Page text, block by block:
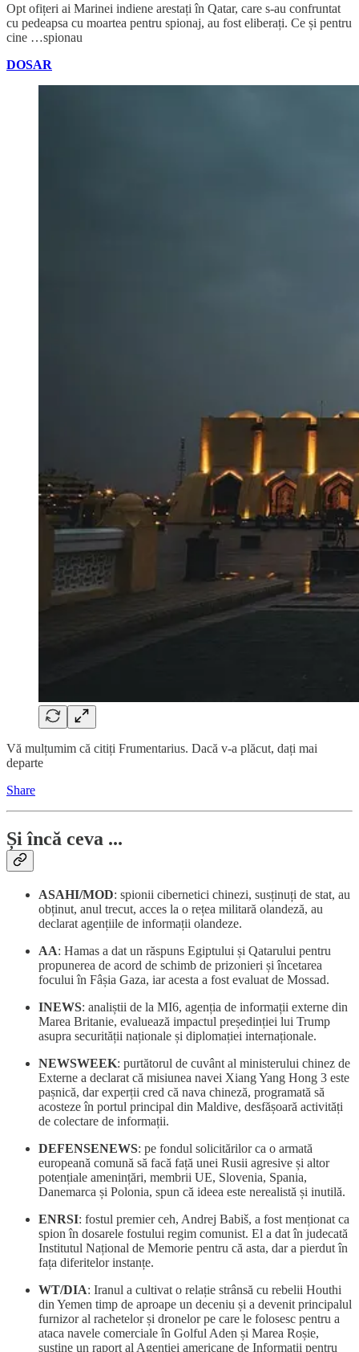
Opt ofițeri ai Marinei indiene arestați în Qatar, care s-au confruntat
cu pedeapsa cu moartea pentru spionaj, au fost eliberați. Ce și pentru
cine …spionau
DOSAR
Vă mulțumim că citiți Frumentarius. Dacă v-a plăcut, dați mai
departe
Share
Și încă ceva ...
ASAHI/MOD: spionii cibernetici chinezi, susținuți de stat, au
obținut, anul trecut, acces la o rețea militară olandeză, au
declarat agențiile de informații olandeze.
AA: Hamas a dat un răspuns Egiptului și Qatarului pentru
propunerea de acord de schimb de prizonieri și încetarea
focului în Fâșia Gaza, iar acesta a fost evaluat de Mossad.
INEWS: analiștii de la MI6, agenția de informații externe din
Marea Britanie, evaluează impactul președinției lui Trump
asupra securității naționale și diplomației internaționale.
NEWSWEEK: purtătorul de cuvânt al ministerului chinez de
Externe a declarat că misiunea navei Xiang Yang Hong 3 este
pașnică, dar experții cred că nava chineză, programată să
acosteze în portul principal din Maldive, desfășoară activități
de colectare de informații.
DEFENSENEWS: pe fondul solicitărilor ca o armată
europeană comună să facă față unei Rusii agresive și altor
potențiale amenințări, membrii UE, Slovenia, Spania,
Danemarca și Polonia, spun că ideea este nerealistă și inutilă.
ENRSI: fostul premier ceh, Andrej Babiš, a fost menționat ca
spion în dosarele fostului regim comunist. El a dat în judecată
Institutul Național de Memorie pentru că asta, dar a pierdut în
fața diferitelor instanțe.
WT/DIA: Iranul a cultivat o relație strânsă cu rebelii Houthi
din Yemen timp de aproape un deceniu și a devenit principalul
furnizor al rachetelor și dronelor pe care le folosesc pentru a
ataca navele comerciale în Golful Aden și Marea Roșie,
susține un raport al Agenției americane de Informații pentru